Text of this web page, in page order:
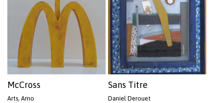
McCross
Arts, Arno
Sans Titre
Daniel Derouet